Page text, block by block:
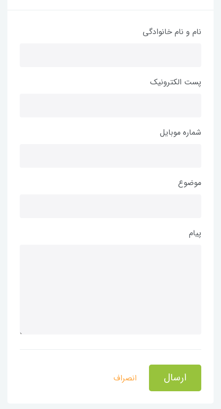
نام و نام خانوادگی
پست الکترونیک
شماره موبایل
موضوع
پیام
ارسال انصراف